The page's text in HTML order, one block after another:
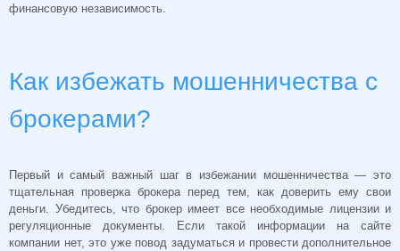
финансовую независимость.
Как избежать мошенничества с
брокерами?
Первый и самый важный шаг в избежании мошенничества — это
тщательная проверка брокера перед тем, как доверить ему свои
деньги. Убедитесь, что брокер имеет все необходимые лицензии и
регуляционные документы. Если такой информации на сайте
компании нет, это уже повод задуматься и провести дополнительное